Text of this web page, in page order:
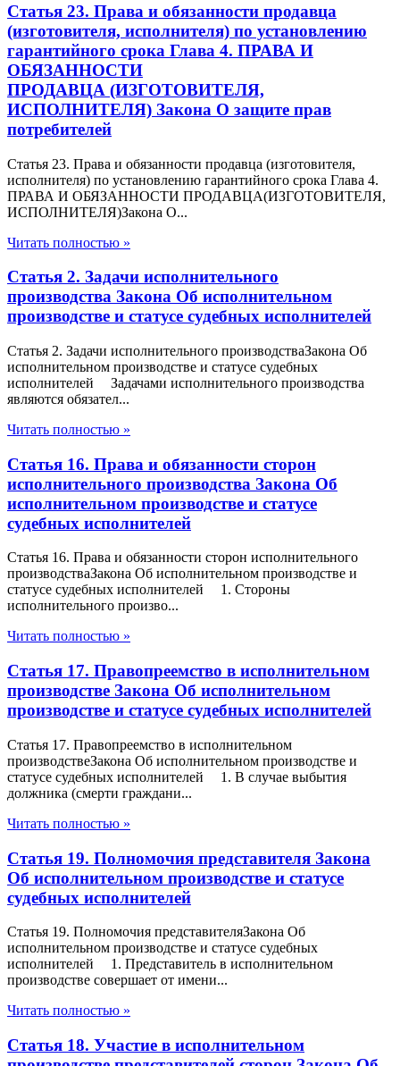
Статья 23. Права и обязанности продавца
(изготовителя, исполнителя) по установлению
гарантийного срока Глава 4. ПРАВА И
ОБЯЗАННОСТИ
ПРОДАВЦА (ИЗГОТОВИТЕЛЯ,
ИСПОЛНИТЕЛЯ) Закона О защите прав
потребителей
Статья 23. Права и обязанности продавца (изготовителя,
исполнителя) по установлению гарантийного срока Глава 4.
ПРАВА И ОБЯЗАННОСТИ ПРОДАВЦА(ИЗГОТОВИТЕЛЯ,
ИСПОЛНИТЕЛЯ)Закона О...
Читать полностью »
Статья 2. Задачи исполнительного
производства Закона Об исполнительном
производстве и статусе судебных исполнителей
Статья 2. Задачи исполнительного производстваЗакона Об
исполнительном производстве и статусе судебных
исполнителей Задачами исполнительного производства
являются обязател...
Читать полностью »
Статья 16. Права и обязанности сторон
исполнительного производства Закона Об
исполнительном производстве и статусе
судебных исполнителей
Статья 16. Права и обязанности сторон исполнительного
производстваЗакона Об исполнительном производстве и
статусе судебных исполнителей 1. Стороны
исполнительного произво...
Читать полностью »
Статья 17. Правопреемство в исполнительном
производстве Закона Об исполнительном
производстве и статусе судебных исполнителей
Статья 17. Правопреемство в исполнительном
производствеЗакона Об исполнительном производстве и
статусе судебных исполнителей 1. В случае выбытия
должника (смерти граждани...
Читать полностью »
Статья 19. Полномочия представителя Закона
Об исполнительном производстве и статусе
судебных исполнителей
Статья 19. Полномочия представителяЗакона Об
исполнительном производстве и статусе судебных
исполнителей 1. Представитель в исполнительном
производстве совершает от имени...
Читать полностью »
Статья 18. Участие в исполнительном